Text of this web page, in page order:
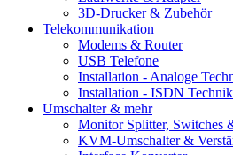
3D-Drucker & Zubehör
Telekommunikation
Modems & Router
USB Telefone
Installation - Analoge
Installation - ISDN Technik
Umschalter & mehr
Monitor Splitter, Switches
KVM-Umschalter &